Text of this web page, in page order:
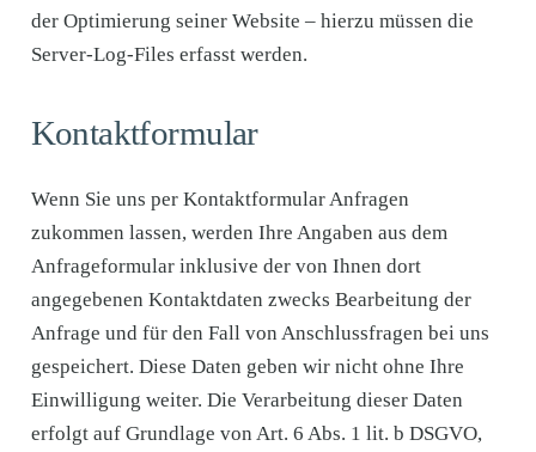
der Optimierung seiner Website – hierzu müssen die
Server-Log-Files erfasst werden.
Kontaktformular
Wenn Sie uns per Kontaktformular Anfragen
zukommen lassen, werden Ihre Angaben aus dem
Anfrageformular inklusive der von Ihnen dort
angegebenen Kontaktdaten zwecks Bearbeitung der
Anfrage und für den Fall von Anschlussfragen bei uns
gespeichert. Diese Daten geben wir nicht ohne Ihre
Einwilligung weiter. Die Verarbeitung dieser Daten
erfolgt auf Grundlage von Art. 6 Abs. 1 lit. b DSGVO,